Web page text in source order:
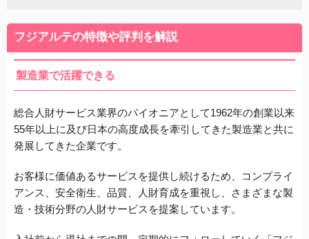
フジアルテの特徴や評判を解説
製造業で活躍できる
総合人財サービス業界のパイオニアとして1962年の創業以来
55年以上に及び日本の高度成長を牽引してきた製造業と共に
発展してきた企業です。
お客様に価値あるサービスを提供し続けるため、コンプライ
アンス、安全衛生、品質、人財育成を重視し、さまざまな製
造・技術分野の人財サービスを提案しています。